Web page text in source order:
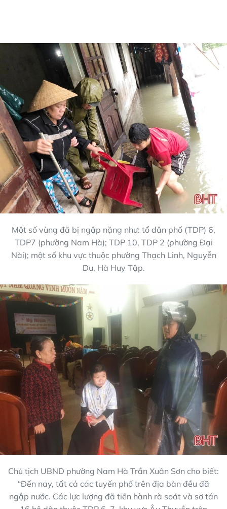
Một số vùng đã bị ngập nặng như: tổ dân phố (TDP) 6,
TDP7 (phường Nam Hà); TDP 10, TDP 2 (phường Đại
Nài); một số khu vực thuộc phường Thạch Linh, Nguyễn
Du, Hà Huy Tập.
Chủ tịch UBND phường Nam Hà Trần Xuân Sơn cho biết:
“Đến nay, tất cả các tuyến phố trên địa bàn đều đã
ngập nước. Các lực lượng đã tiến hành rà soát và sơ tán